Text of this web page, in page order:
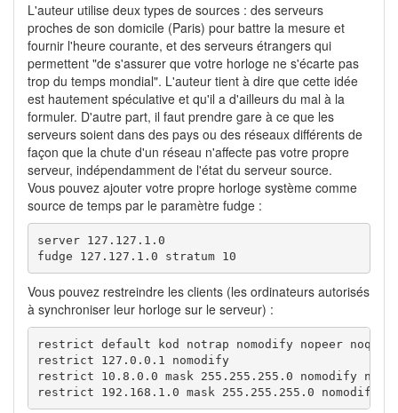
L'auteur utilise deux types de sources : des serveurs
proches de son domicile (Paris) pour battre la mesure et
fournir l'heure courante, et des serveurs étrangers qui
permettent "de s'assurer que votre horloge ne s'écarte pas
trop du temps mondial". L'auteur tient à dire que cette idée
est hautement spéculative et qu'il a d'ailleurs du mal à la
formuler. D'autre part, il faut prendre gare à ce que les
serveurs soient dans des pays ou des réseaux différents de
façon que la chute d'un réseau n'affecte pas votre propre
serveur, indépendamment de l'état du serveur source.
Vous pouvez ajouter votre propre horloge système comme
source de temps par le paramètre fudge :
server 127.127.1.0
fudge 127.127.1.0 stratum 10
Vous pouvez restreindre les clients (les ordinateurs autorisés
à synchroniser leur horloge sur le serveur) :
restrict default kod notrap nomodify nopeer
restrict 127.0.0.1 nomodify
restrict 10.8.0.0 mask 255.255.255.0 nomodify
restrict 192.168.1.0 mask 255.255.255.0 nomodify